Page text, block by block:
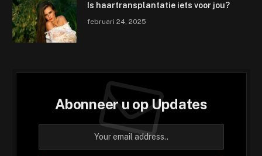
Is haartransplantatie iets voor jou?
februari 24, 2025
Abonneer u op Updates